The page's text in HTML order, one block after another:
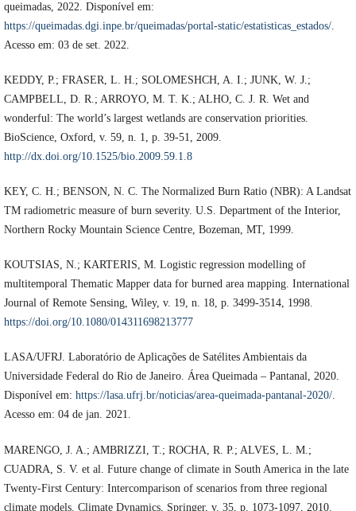
queimadas, 2022. Disponível em:
https://queimadas.dgi.inpe.br/queimadas/portal-static/estatisticas_estados/.
Acesso em: 03 de set. 2022.
KEDDY, P.; FRASER, L. H.; SOLOMESHCH, A. I.; JUNK, W. J.;
CAMPBELL, D. R.; ARROYO, M. T. K.; ALHO, C. J. R. Wet and
wonderful: The world’s largest wetlands are conservation priorities.
BioScience, Oxford, v. 59, n. 1, p. 39-51, 2009.
http://dx.doi.org/10.1525/bio.2009.59.1.8
KEY, C. H.; BENSON, N. C. The Normalized Burn Ratio (NBR): A Landsat
TM radiometric measure of burn severity. U.S. Department of the Interior,
Northern Rocky Mountain Science Centre, Bozeman, MT, 1999.
KOUTSIAS, N.; KARTERIS, M. Logistic regression modelling of
multitemporal Thematic Mapper data for burned area mapping. International
Journal of Remote Sensing, Wiley, v. 19, n. 18, p. 3499-3514, 1998.
https://doi.org/10.1080/014311698213777
LASA/UFRJ. Laboratório de Aplicações de Satélites Ambientais da
Universidade Federal do Rio de Janeiro. Área Queimada – Pantanal, 2020.
Disponível em: https://lasa.ufrj.br/noticias/area-queimada-pantanal-2020/.
Acesso em: 04 de jan. 2021.
MARENGO, J. A.; AMBRIZZI, T.; ROCHA, R. P.; ALVES, L. M.;
CUADRA, S. V. et al. Future change of climate in South America in the late
Twenty-First Century: Intercomparison of scenarios from three regional
climate models. Climate Dynamics, Springer, v. 35, p. 1073-1097, 2010.